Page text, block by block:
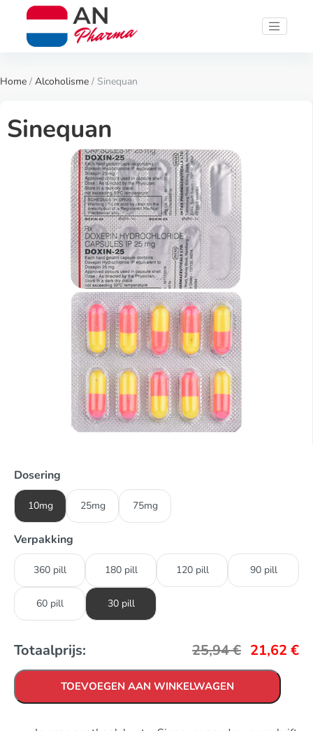
Home / Alcoholisme / Sinequan
Sinequan
Dosering
10mg 25mg 75mg
Verpakking
360 pill 180 pill 120 pill 90 pill
60 pill 30 pill
Totaalprijs: 25,94€ 21,62 €
TOEVOEGEN AAN WINKELWAGEN